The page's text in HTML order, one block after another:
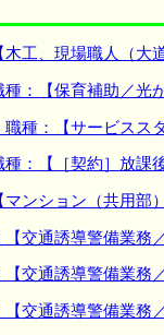
工、現場職人（大
：【保育補助／光が
：【サービスス
：【［契約］放課
ンション（共用部
交通誘導警備業務
交通誘導警備業務
交通誘導警備業務